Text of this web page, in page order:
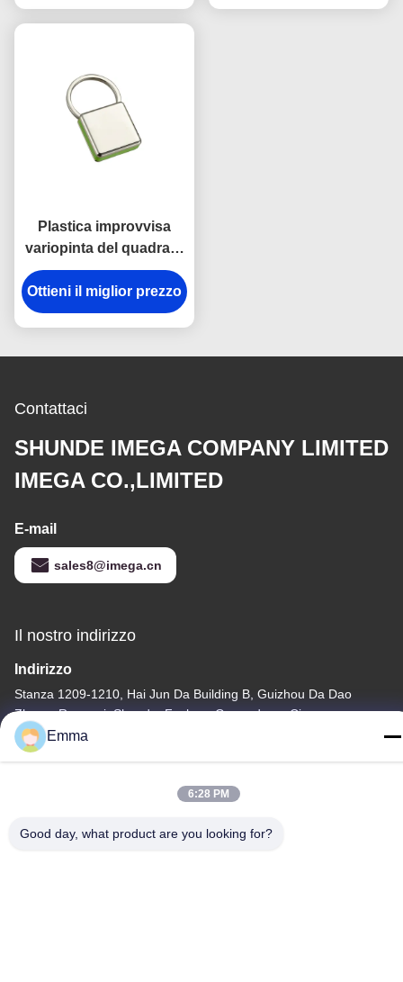
Plastica improvvisa
variopinta del quadrato
della catena chiave del
gancio dell'anti della
ruggine del metallo
chiave
Ottieni il miglior prezzo
Contattaci
SHUNDE IMEGA COMPANY LIMITED
IMEGA CO.,LIMITED
E-mail
sales8@imega.cn
Il nostro indirizzo
Indirizzo
Stanza 1209-1210, Hai Jun Da Building B, Guizhou Da Dao
Zhong, Ronggui, Shunde, Foshan, Guangdong, Cina
tel
Emma
6:28 PM
Good day, what product are you looking for?